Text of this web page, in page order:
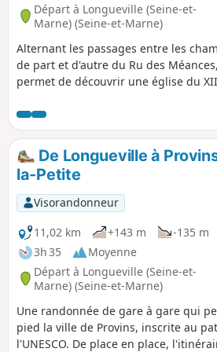
Départ à Longueville (Seine-et-
Marne) (Seine-et-Marne)
Alternant les passages entre les
de part et d'autre du Ru des
permet de découvrir une église du
qui se retira ici à la fin de sa vie.
De Longueville à
la-Petite
Visorandonneur
11,02 km
+143 m
-135 m
3h 35
Moyenne
Départ à Longueville (Seine-et-
Marne) (Seine-et-Marne)
Une randonnée de gare à gare qui
pied la ville de Provins, inscrite au
l'UNESCO. De place en place,